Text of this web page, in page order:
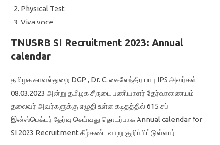
Physical Test
Viva voce
TNUSRB SI Recruitment 2023: Annual
calendar
தமிழக காவல்துறை DGP , Dr. C. சைலேந்திர பாபு IPS அவர்கள்
08.03.2023 அன்று தமிழக சீருடை பணியாளர் தேர்வாணையம்
தலைவர் அவர்களுக்கு எழுதி உள்ள கடிதத்தில் 615 சப்
இன்ஸ்பெக்டர் தேர்வு செய்வது தொடர்பாக Annual calendar for
SI 2023 Recruitment கீழ்கண்டவாறு குறிப்பிட்டுள்ளார்